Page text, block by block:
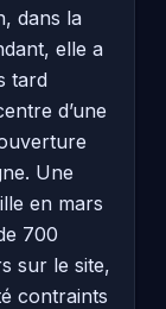
dans la
elle a
tard
d’une
Une
en mars
700
sur le site,
contraints